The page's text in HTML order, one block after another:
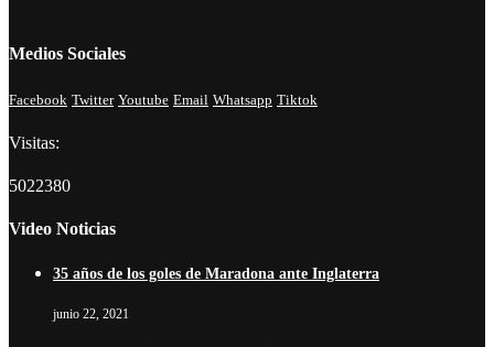
Medios Sociales
Facebook Twitter Youtube Email Whatsapp Tiktok
Visitas:
5022380
Video Noticias
35 años de los goles de Maradona ante Inglaterra
junio 22, 2021